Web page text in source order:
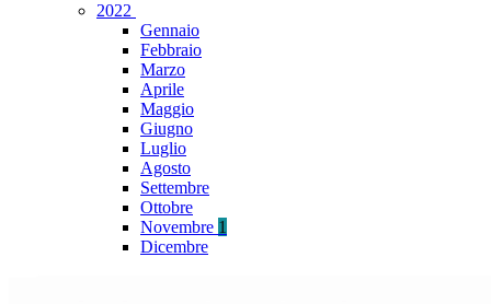
2022
Gennaio
Febbraio
Marzo
Aprile
Maggio
Giugno
Luglio
Agosto
Settembre
Ottobre
Novembre 1
Dicembre